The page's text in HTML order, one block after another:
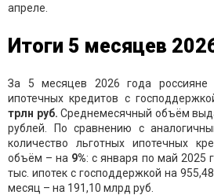
апреле.
Итоги 5 месяцев
За 5 месяцев 2026 года россияне
ипотечных кредитов с
трлн руб.Среднемесячный объём
рублей. По сравнению с
количество льготных ипотечных
объём – на 9%: с января по май 2025
тыс. ипотек с господдержкой на
месяц – на 191,10 млрд руб.